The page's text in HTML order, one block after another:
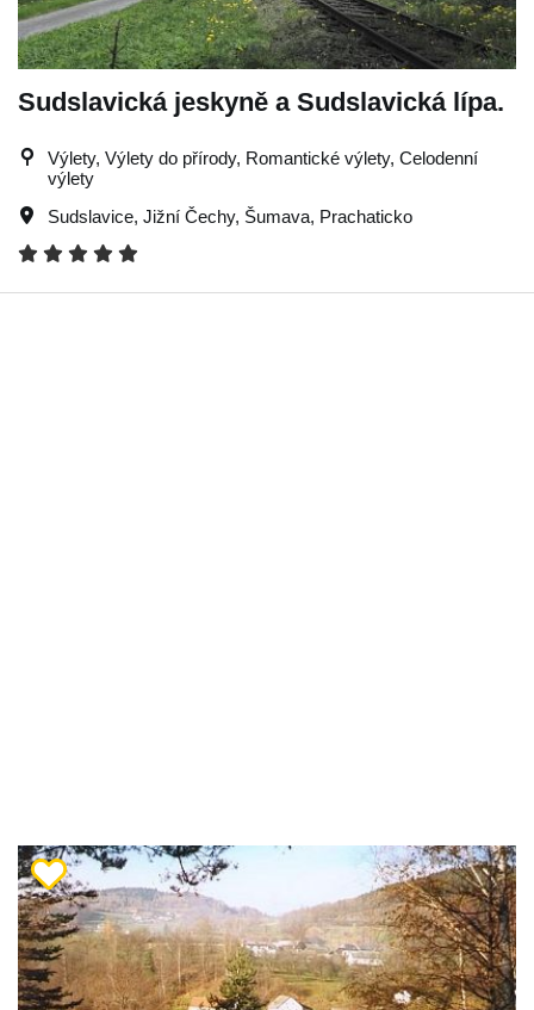
Sudslavická jeskyně a Sudslavická lípa.
Výlety, Výlety do přírody, Romantické výlety, Celodenní
výlety
Sudslavice, Jižní Čechy, Šumava, Prachaticko